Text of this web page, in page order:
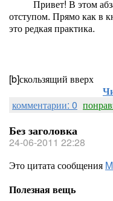
Привет! В этом
отступом. Прямо как в
это редкая практика.
[b]скользящий вверх
комментарии: 0
Без заголовка
24-06-2011 22:28
Это цитата сообщения
Полезная вещь